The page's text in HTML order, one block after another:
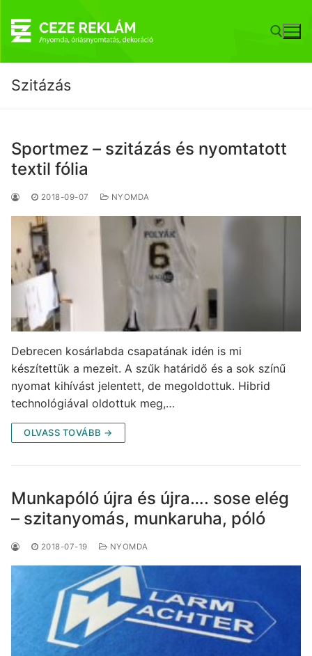
tartalomra
Szitázás
Sportmez – szitázás és nyomtatott
textil fólia
2018-09-07 NYOMDA
Debrecen kosárlabda csapatának idén is mi
készítettük a mezeit. A szűk határidő és a sok színű
nyomat kihívást jelentett, de megoldottuk. Hibrid
technológiával oldottuk meg,…
OLVASS TOVÁBB →
Munkapóló újra és újra…. sose elég
– szitanyomás, munkaruha, póló
2018-07-19 NYOMDA